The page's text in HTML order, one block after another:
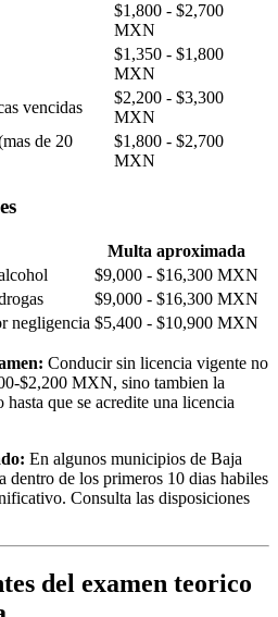
$1,800 - $2,700
MXN
$1,350 - $1,800
MXN
vencidas
$2,200 - $3,300
MXN
de 20
$1,800 - $2,700
MXN
Multa aproximada
$9,000 - $16,300 MXN
$9,000 - $16,300 MXN
negligencia $5,400 - $10,900 MXN
Conducir sin licencia vigente no
$2,200 MXN, sino tambien la
que se acredite una licencia
En algunos municipios de Baja
dentro de los primeros 10 dias habiles
Consulta las disposiciones
del examen teorico